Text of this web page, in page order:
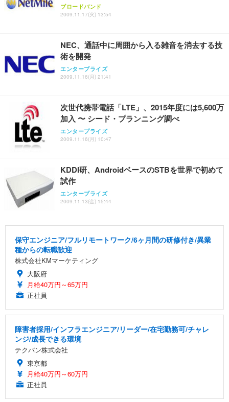
ブロードバンド
2009.11.17(火) 13:54
NEC、通話中に周囲から入る雑音を消去する技
術を開発
エンタープライズ
2009.11.16(月) 21:41
次世代携帯電話「LTE」、2015年度には5,600万
加入 〜 シード・プランニング調べ
エンタープライズ
2009.11.16(月) 10:47
KDDI研、AndroidベースのSTBを世界で初めて
試作
エンタープライズ
2009.11.13(金) 15:44
保守エンジニア/フルリモートワーク/6ヶ月間の研修付き/異業
種からの転職歓迎
株式会社KMマーケティング
大阪府
月給40万円～65万円
正社員
障害者採用/インフラエンジニア/リーダー/在宅勤務可/チャレ
ンジ/成長できる環境
テクバン株式会社
東京都
月給40万円～60万円
正社員